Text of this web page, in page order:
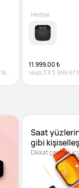
%0
11.999,00 ₺
veya 3X3.999,67
Hediye
Saat
gibi
Dikkat çekmek